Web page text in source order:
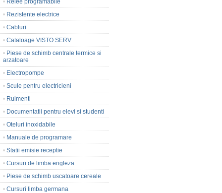
• Relee programabile
• Rezistente electrice
• Cabluri
• Cataloage VISTO SERV
• Piese de schimb centrale termice si
arzatoare
• Electropompe
• Scule pentru electricieni
• Rulmenti
• Documentatii pentru elevi si studenti
• Oteluri inoxidabile
• Manuale de programare
• Statii emisie receptie
• Cursuri de limba engleza
• Piese de schimb uscatoare cereale
• Cursuri limba germana